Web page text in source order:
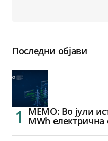
Последни објави
МЕМО: Во јули
MWh електрична